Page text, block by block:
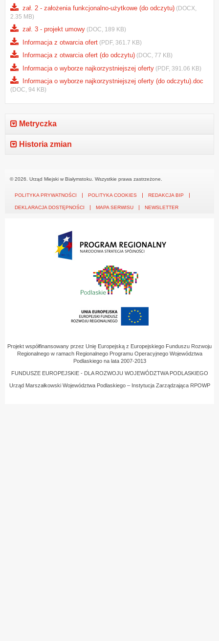
zał. 2 - założenia funkcjonalno-użytkowe (do odczytu) (DOCX,
2.35 MB)
zał. 3 - projekt umowy (DOC, 189 KB)
Informacja z otwarcia ofert (PDF, 361.7 KB)
Informacja z otwarcia ofert (do odczytu) (DOC, 77 KB)
Informacja o wyborze najkorzystniejszej oferty (PDF, 391.06 KB)
Informacja o wyborze najkorzystniejszej oferty (do odczytu).doc
(DOC, 94 KB)
Metryczka
Historia zmian
© 2026. Urząd Miejski w Białymstoku. Wszystkie prawa zastrzeżone.
POLITYKA PRYWATNOŚCI POLITYKA COOKIES REDAKCJA BIP
DEKLARACJA DOSTĘPNOŚCI MAPA SERWISU NEWSLETTER
Projekt współfinansowany przez Unię Europejską z Europejskiego Funduszu Rozwoju
Regionalnego w ramach Regionalnego Programu Operacyjnego Województwa
Podlaskiego na lata 2007-2013
FUNDUSZE EUROPEJSKIE - DLA ROZWOJU WOJEWÓDZTWA PODLASKIEGO
Urząd Marszałkowski Województwa Podlaskiego – Instytucja Zarządzająca RPOWP